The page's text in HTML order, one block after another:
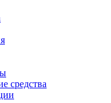
средства